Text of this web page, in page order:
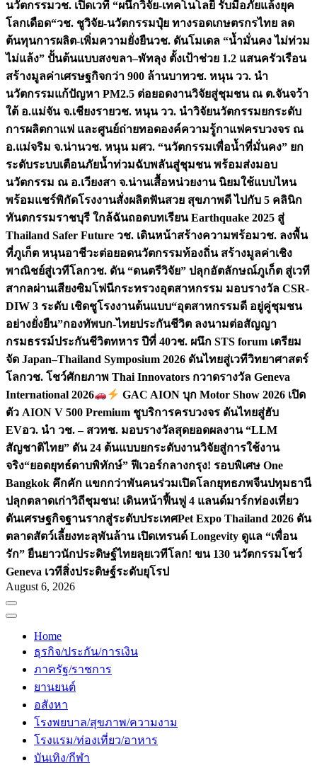
นวัตกรรมวช. เปิดเวที “ผนึกวิจัย-เทคโนโลยี รับมือภัยแล้งยุค
โลกเดือด“วช. ชูวิจัย-นวัตกรรมปุ๋ย ทางรอดเกษตรกรไทย ลด
ต้นทุนการผลิต-เพิ่มความยั่งยืนวช. ดันโมเดล “น้ำมั่นคง ไม่ท่วม
ไม่แล้ง” ปั้นต้นแบบสงขลา–พัทลุง ตั้งเป้าช่วย 1.2 แสนครัวเรือน
สร้างมูลค่าเศรษฐกิจกว่า 900 ล้านบาทวช. หนุน วว. นำ
นวัตกรรมแก้ปัญหา PM2.5 ต่อยอดงานวิจัยสู่ชุมชน ณ ต.จันจว้า
ใต้ อ.แม่จัน จ.เชียงรายวช. หนุน วว. นำวิจัยนวัตกรรมยกระดับ
การผลิตกาแฟ และศูนย์ถ่ายทอดองค์ความรู้กาแฟครบวงจร ณ
อ.แม่จริม จ.น่านวช. หนุน มศว. “นวัตกรรมเพื่อน้ำที่มั่นคง” ยก
ระดับระบบเตือนภัยน้ำท่วมฉับพลันสู่ชุมชน พร้อมส่งมอบ
นวัตกรรม ณ อ.เวียงสา จ.น่านเสื้อหน่วยงาน นิยมใช้แบบไหน
พร้อมแชร์พิกัดโรงงานสั่งผลิตฟันสวย สุขภาพดี ไปกับ 5 คลินิก
ทันตกรรมราชบุรี ใกล้ฉันถอดบทเรียน Earthquake 2025 สู่
Thailand Safer Future วช. เดินหน้าสร้างความพร้อมวช. ลงพื้น
ที่ภูเก็ต หนุนอาชีวะต่อยอดนวัตกรรมท้องถิ่น สร้างมูลค่าเชิง
พาณิชย์สู่เวทีโลกวช. ดัน “ดนตรีวิจัย” ปลุกอัตลักษณ์ภูเก็ต สู่เวที
สากลผ่านเสียงซิมโฟนีกระทรวงอุตสาหกรรม มอบรางวัล CSR-
DIW 3 ระดับ เชิดชูโรงงานต้นแบบ“อุตสาหกรรมดี อยู่คู่ชุมชน
อย่างยั่งยืน”กองทัพบก-ไทยประกันชีวิต ลงนามต่อสัญญา
กรมธรรม์ประกันชีวิตทหาร ปีที่ 40วช. ผนึก STS forum เตรียม
จัด Japan–Thailand Symposium 2026 ดันไทยสู่เวทีวิทยาศาสตร์
โลกวช. โชว์ศักยภาพ Thai Innovators กวาดรางวัล Geneva
International 2026
GAC AION บุก Motor Show 2026 เปิด
ตัว AION V 500 Premium ชูบริการครบวงจร ดันไทยสู่ฮับ
EVอว. นำ วช. – สวทช. มอบรางวัลสุดยอดผลงาน “LLM
สัญชาติไทย” ดัน 24 ต้นแบบยกระดับงานวิจัยสู่การใช้งาน
จริง“ยอดยุทธ์ดาบพิทักษ์” ฟีเวอร์กลางกรุง! รอบพิเศษ One
Bangkok คึกคัก แขกกว่าพันคนร่วมเปิดโลกยุทธภพจีนปทุมธานี
ปลุกตลาดเก่าวิถีชุมชน! เดินหน้าฟื้นฟู 4 แลนด์มาร์กท่องเที่ยว
ดันเศรษฐกิจฐานรากสู่ระดับประเทศPet Expo Thailand 2026 ดัน
ตลาดสัตว์เลี้ยงทะลุพันล้าน เปิดเทรนด์ Longevity ดูแล “เพื่อน
รัก” ยืนยาวนักประดิษฐ์ไทยลุยเวทีโลก! ขน 130 นวัตกรรมโชว์
Geneva เวทีสิ่งประดิษฐ์ระดับยุโรป
August 6, 2026
Home
ธุรกิจ/ประกัน/การเงิน
ภาครัฐ/ราชการ
ยานยนต์
อสังหา
โรงพยบาล/สุขภาพ/ความงาม
โรงแรม/ท่องเที่ยว/อาหาร
บันเทิง/กีฬา